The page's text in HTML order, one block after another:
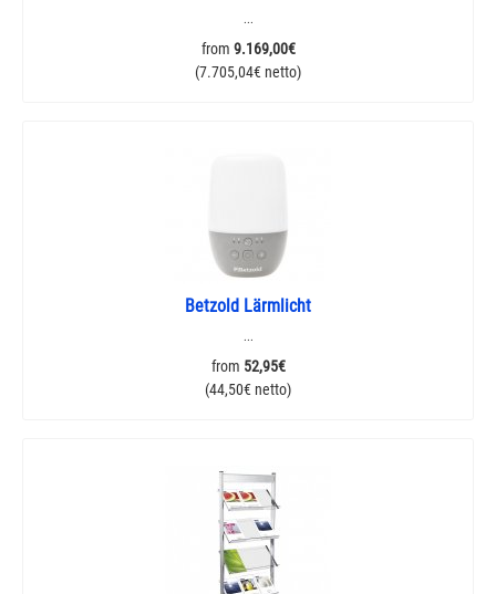
...
from 9.169,00€
(7.705,04€ netto)
Betzold Lärmlicht
...
from 52,95€
(44,50€ netto)